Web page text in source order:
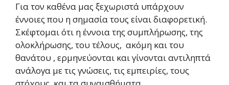
Για τον καθένα μας ξεχωριστά υπάρχουν
έννοιες που η σημασία τους είναι διαφορετική.
Σκέφτομαι ότι η έννοια της συμπλήρωσης, της
ολοκλήρωσης, του τέλους, ακόμη και του
θανάτου , ερμηνεύονται και γίνονται αντιληπτά
ανάλογα με τις γνώσεις, τις εμπειρίες, τους